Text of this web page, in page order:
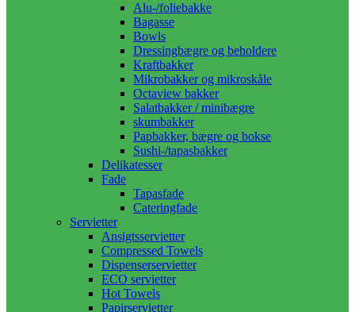
Alu-/foliebakke
Bagasse
Bowls
Dressingbægre og beholdere
Kraftbakker
Mikrobakker og mikroskåle
Octaview bakker
Salatbakker / minibægre
skumbakker
Papbakker, bægre og bokse
Sushi-/tapasbakker
Delikatesser
Fade
Tapasfade
Cateringfade
Servietter
Ansigtsservietter
Compressed Towels
Dispenserservietter
ECO servietter
Hot Towels
Papirservietter